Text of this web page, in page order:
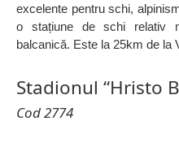
excelente pentru schi,
o stațiune de schi relativ
balcanică. Este la 25km de la
Stadionul “Hristo
Cod 2774